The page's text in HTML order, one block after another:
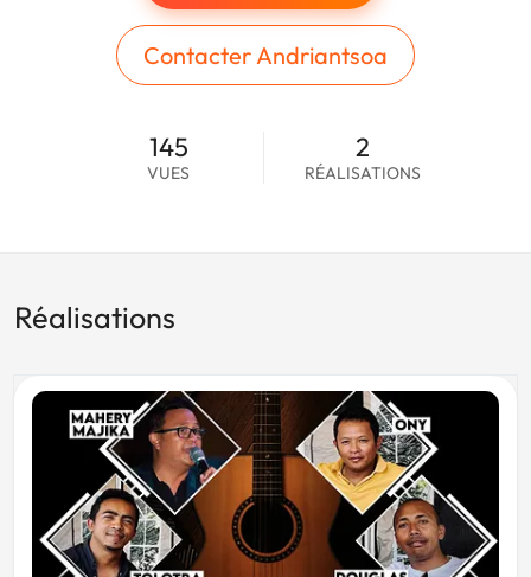
Contacter Andriantsoa
145
VUES
2
RÉALISATIONS
Réalisations